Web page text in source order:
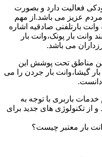
فعالیت دارد و بصورت
عزیز می باشد.از مهم
بارتلفنی صادقیه اشاره
بار پونک،وانت بار
می باشد.
مناطق تحت پوشش این
بار گیشا،وانت بار جردن را می
دانست.
باربری با توجه به
و از تکنولوژی های جدید برای
بار معتبر چیست؟